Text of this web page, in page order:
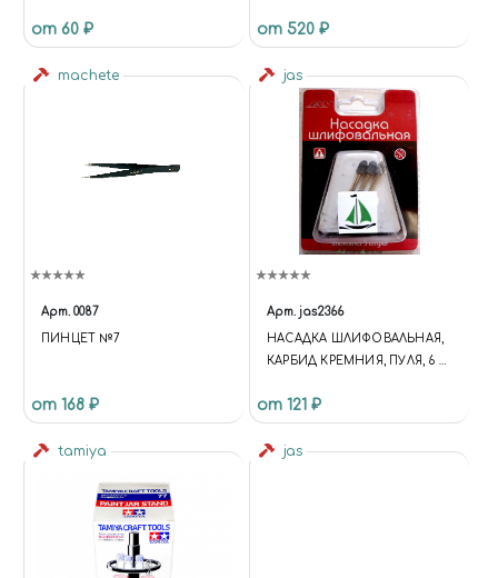
от 60 ₽ от 520 ₽
machete
Арт. 0087
ПИНЦЕТ №7
от 168 ₽
jas
Арт. jas2366
НАСАДКА ШЛИФОВАЛЬНАЯ,
КАРБИД КРЕМНИЯ, ПУЛЯ, 6 Х
от 121 ₽
tamiya jas